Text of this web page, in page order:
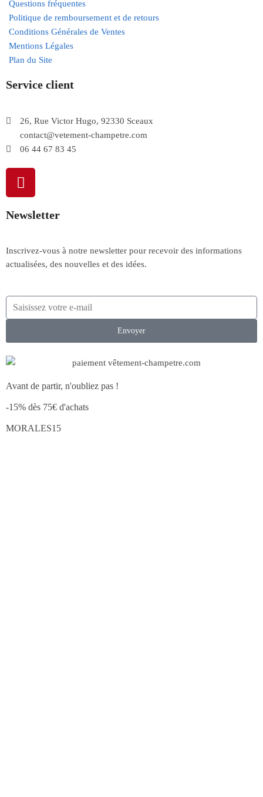
Questions fréquentes
Politique de remboursement et de retours
Conditions Générales de Ventes
Mentions Légales
Plan du Site
Service client
26, Rue Victor Hugo, 92330 Sceaux
contact@vetement-champetre.com
06 44 67 83 45
Newsletter
Inscrivez-vous à notre newsletter pour recevoir des informations
actualisées, des nouvelles et des idées.
Envoyer
Avant de partir, n'oubliez pas !
-15% dès 75€ d'achats
MORALES15